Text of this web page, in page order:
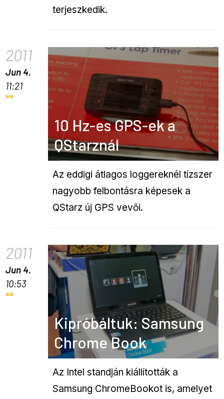
terjeszkedik.
2011
Jun 4.
11:21
10 Hz-es GPS-ek a
QStarznál
Az eddigi átlagos loggereknél tízszer
nagyobb felbontásra képesek a
QStarz új GPS vevői.
2011
Jun 4.
10:53
Kipróbáltuk: Samsung
Chrome Book
Az Intel standján kiállították a
Samsung ChromeBookot is, amelyet